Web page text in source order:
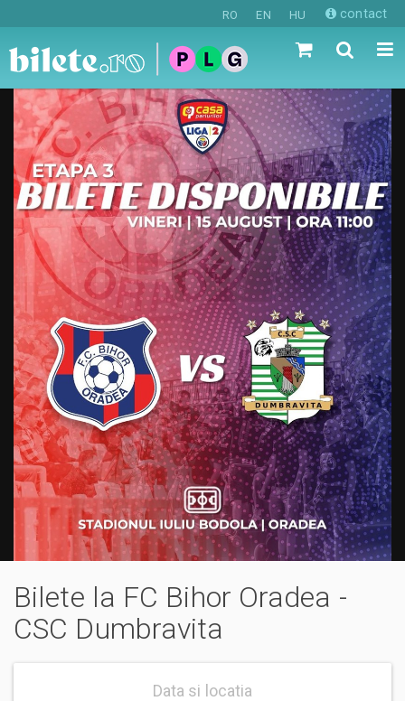
RO EN HU contact
Bilete la FC Bihor Oradea -
CSC Dumbravita
Data si locatia